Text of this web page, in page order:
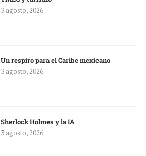
3 agosto, 2026
Un respiro para el Caribe mexicano
3 agosto, 2026
Sherlock Holmes y la IA
3 agosto, 2026